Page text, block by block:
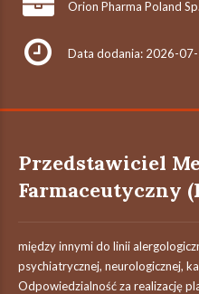
Orion Pharma Poland
Data dodania: 2026-
Przedstawiciel
Farmaceutyczny
między innymi do linii
psychiatrycznej, neurologicznej,
Odpowiedzialność za realizację